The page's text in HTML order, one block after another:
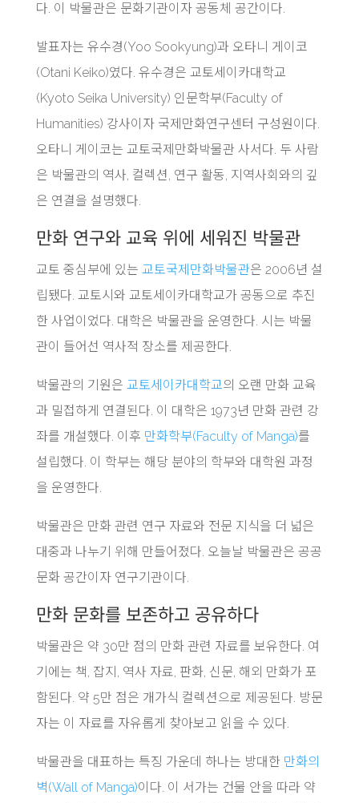
다. 이 박물관은 문화기관이자 공동체 공간이다.
발표자는 유수경(Yoo Sookyung)과 오타니 게이코
(Otani Keiko)였다. 유수경은 교토세이카대학교
(Kyoto Seika University) 인문학부(Faculty of
Humanities) 강사이자 국제만화연구센터 구성원이다.
오타니 게이코는 교토국제만화박물관 사서다. 두 사람
은 박물관의 역사, 컬렉션, 연구 활동, 지역사회와의 깊
은 연결을 설명했다.
만화 연구와 교육 위에 세워진 박물관
교토 중심부에 있는 교토국제만화박물관은 2006년 설
립됐다. 교토시와 교토세이카대학교가 공동으로 추진
한 사업이었다. 대학은 박물관을 운영한다. 시는 박물
관이 들어선 역사적 장소를 제공한다.
박물관의 기원은 교토세이카대학교의 오랜 만화 교육
과 밀접하게 연결된다. 이 대학은 1973년 만화 관련 강
좌를 개설했다. 이후 만화학부(Faculty of Manga)를
설립했다. 이 학부는 해당 분야의 학부와 대학원 과정
을 운영한다.
박물관은 만화 관련 연구 자료와 전문 지식을 더 넓은
대중과 나누기 위해 만들어졌다. 오늘날 박물관은 공공
문화 공간이자 연구기관이다.
만화 문화를 보존하고 공유하다
박물관은 약 30만 점의 만화 관련 자료를 보유한다. 여
기에는 책, 잡지, 역사 자료, 판화, 신문, 해외 만화가 포
함된다. 약 5만 점은 개가식 컬렉션으로 제공된다. 방문
자는 이 자료를 자유롭게 찾아보고 읽을 수 있다.
박물관을 대표하는 특징 가운데 하나는 방대한 만화의
벽(Wall of Manga)이다. 이 서가는 건물 안을 따라 약